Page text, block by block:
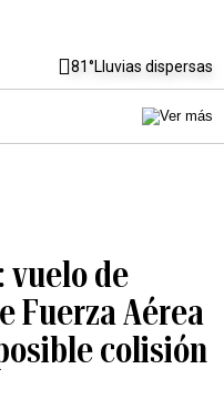
81°Lluvias dispersas
vuelo de
Fuerza Aérea
colisión